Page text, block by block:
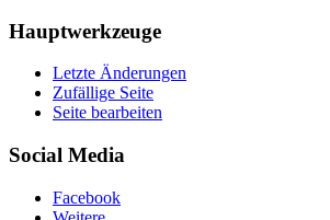
Hauptwerkzeuge
Letzte Änderungen
Zufällige Seite
Seite bearbeiten
Social Media
Facebook